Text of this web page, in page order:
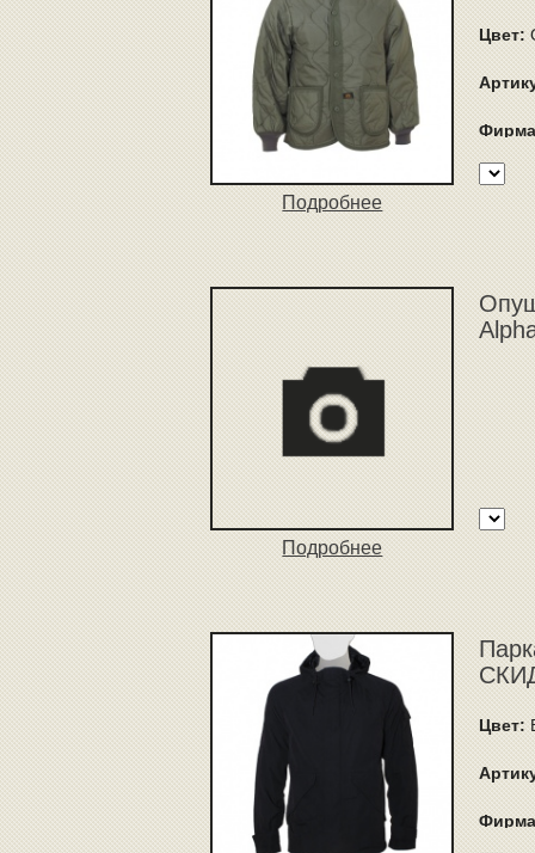
Подробнее
Цвет:
Подробнее
Цвет: